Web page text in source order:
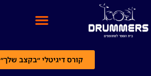
קורס דיגיטלי ״בקצב שלך״